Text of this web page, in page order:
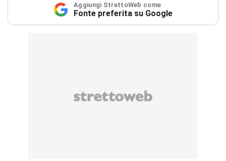
Aggiungi StrettoWeb come
Fonte preferita su Google